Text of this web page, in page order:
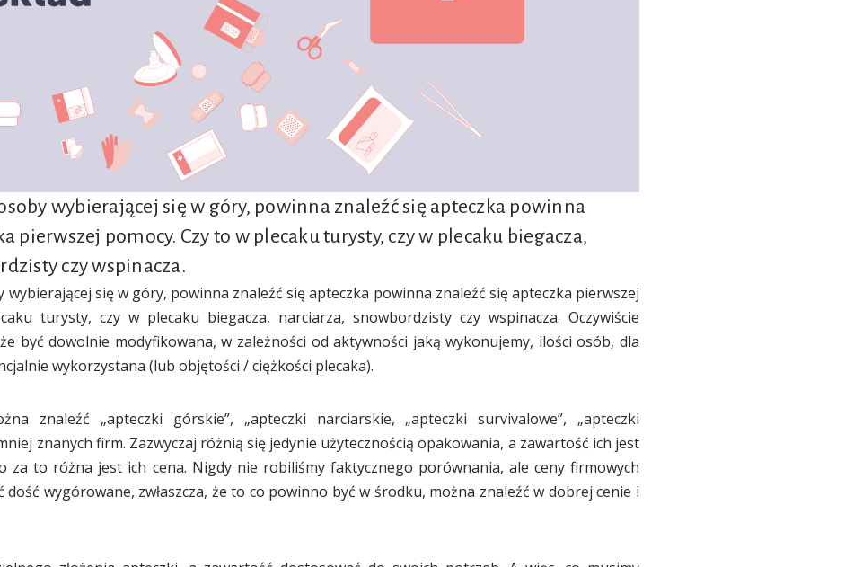
wybierającej się w góry, powinna znaleźć się apteczka powinna
pierwszej pomocy. Czy to w plecaku turysty, czy w plecaku biegacza,
czy wspinacza.
wybierającej się w góry, powinna znaleźć się apteczka powinna znaleźć się apteczka pierwszej
turysty, czy w plecaku biegacza, narciarza, snowbordzisty czy wspinacza. Oczywiście
być dowolnie modyfikowana, w zależności od aktywności jaką wykonujemy, ilości osób, dla
wykorzystana (lub objętości / ciężkości plecaka).
znaleźć „apteczki górskie”, „apteczki narciarskie, „apteczki survivalowe”, „apteczki
znanych firm. Zazwyczaj różnią się jedynie użytecznością opakowania, a zawartość ich jest
za to różna jest ich cena. Nigdy nie robiliśmy faktycznego porównania, ale ceny firmowych
dość wygórowane, zwłaszcza, że to co powinno być w środku, można znaleźć w dobrej cenie i